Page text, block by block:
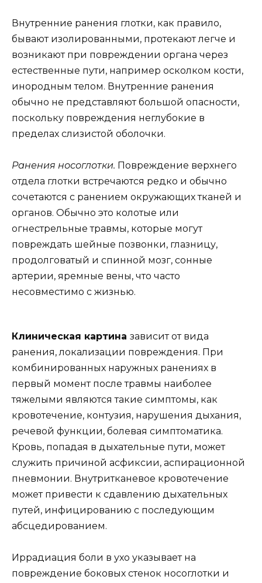
Внутренние ранения глотки, как правило,
бывают изолированными, протекают легче и
возникают при повреждении органа через
естественные пути, например осколком кости,
инородным телом. Внутренние ранения
обычно не представляют большой опасности,
поскольку повреждения неглубокие в
пределах слизистой оболочки.
Ранения носоглотки. Повреждение верхнего
отдела глотки встречаются редко и обычно
сочетаются с ранением окружающих тканей и
органов. Обычно это колотые или
огнестрельные травмы, которые могут
повреждать шейные позвонки, глазницу,
продолговатый и спинной мозг, сонные
артерии, яремные вены, что часто
несовместимо с жизнью.
Клиническая картина зависит от вида
ранения, локализации повреждения. При
комбинированных наружных ранениях в
первый момент после травмы наиболее
тяжелыми являются такие симптомы, как
кровотечение, контузия, нарушения дыхания,
речевой функции, болевая симптоматика.
Кровь, попадая в дыхательные пути, может
служить причиной асфиксии, аспирационной
пневмонии. Внутритканевое кровотечение
может привести к сдавлению дыхательных
путей, инфицированию с последующим
абсцедированием.
Иррадиация боли в ухо указывает на
повреждение боковых стенок носоглотки и